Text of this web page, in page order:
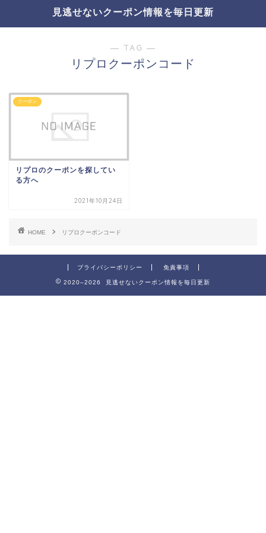
見逃せないクーポン情報を毎日更新
― TAG ―
リプロクーポンコード
クーポン
リプロのクーポンを探してい
る方へ
2021年10月24日
HOME リプロクーポンコード
プライバシーポリシー 免責事項
2020–2026 見逃せないクーポン情報を毎日更新